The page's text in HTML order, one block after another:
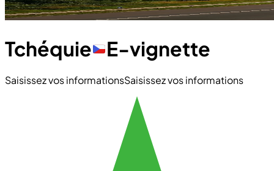
Tchéquie E-vignette
Saisissez vos informationsSaisissez vos informations